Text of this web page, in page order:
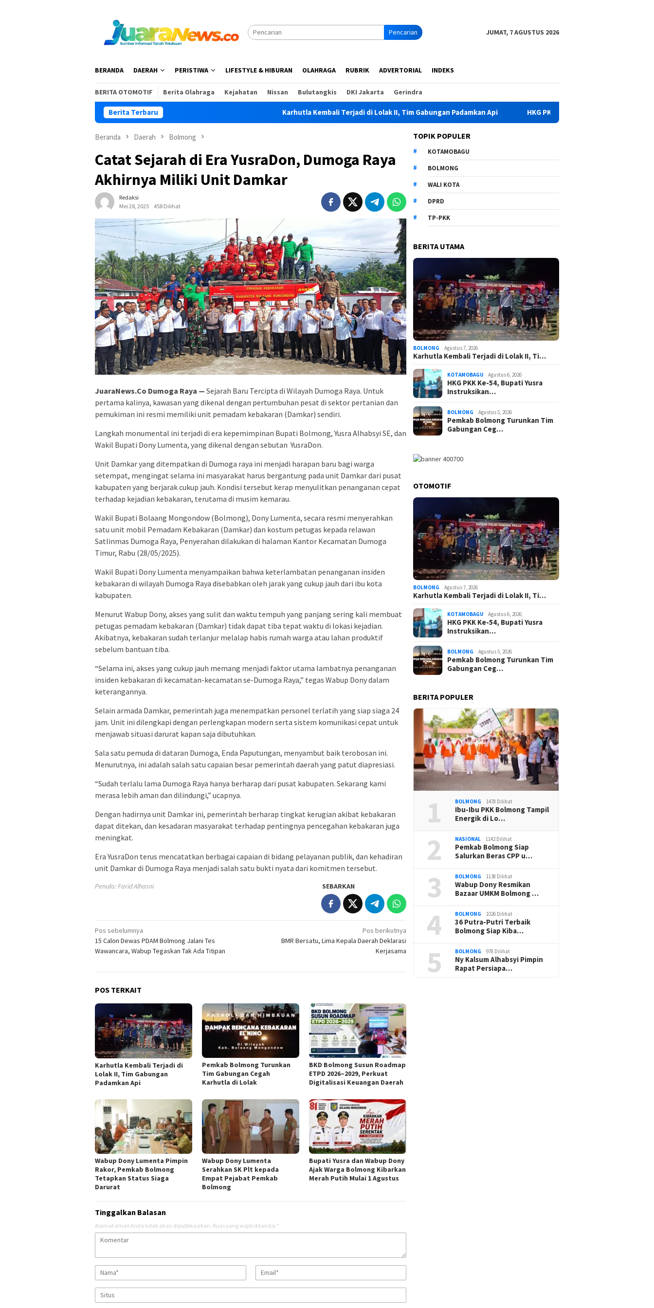
Pencarian JUMAT, 7 AGUSTUS 2026
BERANDA DAERAH PERISTIWA LIFESTYLE & HIBURAN OLAHRAGA RUBRIK ADVERTORIAL INDEKS
BERITA OTOMOTIF Berita Olahraga Kejahatan Nissan Bulutangkis DKI Jakarta Gerindra
Berita Terbaru Karhutla Kembali Terjadi di Lolak II, Tim Gabungan Padamkan Api HKG PKK Ke-54, Bupati Yusra Instruksikan OPD
Beranda Daerah Bolmong
Catat Sejarah di Era YusraDon, Dumoga Raya
Akhirnya Miliki Unit Damkar
Redaksi
Mei 28, 2025
458 Dilihat
JuaraNews.Co Dumoga Raya — Sejarah Baru Tercipta di Wilayah Dumoga Raya. Untuk
pertama kalinya, kawasan yang dikenal dengan pertumbuhan pesat di sektor pertanian dan
pemukiman ini resmi memiliki unit pemadam kebakaran (Damkar) sendiri.
Langkah monumental ini terjadi di era kepemimpinan Bupati Bolmong, Yusra Alhabsyi SE, dan
Wakil Bupati Dony Lumenta, yang dikenal dengan sebutan YusraDon.
Unit Damkar yang ditempatkan di Dumoga raya ini menjadi harapan baru bagi warga
setempat, mengingat selama ini masyarakat harus bergantung pada unit Damkar dari pusat
kabupaten yang berjarak cukup jauh. Kondisi tersebut kerap menyulitkan penanganan cepat
terhadap kejadian kebakaran, terutama di musim kemarau.
Wakil Bupati Bolaang Mongondow (Bolmong), Dony Lumenta, secara resmi menyerahkan
satu unit mobil Pemadam Kebakaran (Damkar) dan kostum petugas kepada relawan
Satlinmas Dumoga Raya, Penyerahan dilakukan di halaman Kantor Kecamatan Dumoga
Timur, Rabu (28/05/2025).
Wakil Bupati Dony Lumenta menyampaikan bahwa keterlambatan penanganan insiden
kebakaran di wilayah Dumoga Raya disebabkan oleh jarak yang cukup jauh dari ibu kota
kabupaten.
Menurut Wabup Dony, akses yang sulit dan waktu tempuh yang panjang sering kali membuat
petugas pemadam kebakaran (Damkar) tidak dapat tiba tepat waktu di lokasi kejadian.
Akibatnya, kebakaran sudah terlanjur melalap habis rumah warga atau lahan produktif
sebelum bantuan tiba.
“Selama ini, akses yang cukup jauh memang menjadi faktor utama lambatnya penanganan
insiden kebakaran di kecamatan-kecamatan se-Dumoga Raya,” tegas Wabup Dony dalam
keterangannya.
Selain armada Damkar, pemerintah juga menempatkan personel terlatih yang siap siaga 24
jam. Unit ini dilengkapi dengan perlengkapan modern serta sistem komunikasi cepat untuk
menjawab situasi darurat kapan saja dibutuhkan.
Sala satu pemuda di dataran Dumoga, Enda Paputungan, menyambut baik terobosan ini.
Menurutnya, ini adalah salah satu capaian besar pemerintah daerah yang patut diapresiasi.
“Sudah terlalu lama Dumoga Raya hanya berharap dari pusat kabupaten. Sekarang kami
merasa lebih aman dan dilindungi,” ucapnya.
Dengan hadirnya unit Damkar ini, pemerintah berharap tingkat kerugian akibat kebakaran
dapat ditekan, dan kesadaran masyarakat terhadap pentingnya pencegahan kebakaran juga
meningkat.
Era YusraDon terus mencatatkan berbagai capaian di bidang pelayanan publik, dan kehadiran
unit Damkar di Dumoga Raya menjadi salah satu bukti nyata dari komitmen tersebut.
Penulis: Farid Alhasni SEBARKAN
Navigasi
pos
Pos sebelumnya
15 Calon Dewas PDAM Bolmong Jalani Tes
Wawancara, Wabup Tegaskan Tak Ada Titipan
Pos berikutnya
BMR Bersatu, Lima Kepala Daerah Deklarasi
Kerjasama
POS TERKAIT
Karhutla Kembali Terjadi di
Lolak II, Tim Gabungan
Padamkan Api
Pemkab Bolmong Turunkan
Tim Gabungan Cegah
Karhutla di Lolak
BKD Bolmong Susun Roadmap
ETPD 2026–2029, Perkuat
Digitalisasi Keuangan Daerah
Wabup Dony Lumenta Pimpin
Rakor, Pemkab Bolmong
Tetapkan Status Siaga
Darurat
Wabup Dony Lumenta
Serahkan SK Plt kepada
Empat Pejabat Pemkab
Bolmong
Bupati Yusra dan Wabup Dony
Ajak Warga Bolmong Kibarkan
Merah Putih Mulai 1 Agustus
Tinggalkan Balasan
Alamat email Anda tidak akan dipublikasikan. Ruas yang wajib ditandai *
TOPIK POPULER
KOTAMOBAGU
BOLMONG
WALI KOTA
DPRD
TP-PKK
BERITA UTAMA
BOLMONG Agustus 7, 2026
Karhutla Kembali Terjadi di Lolak II, Ti…
KOTAMOBAGU Agustus 6, 2026
HKG PKK Ke-54, Bupati Yusra
Instruksikan…
BOLMONG Agustus 5, 2026
Pemkab Bolmong Turunkan Tim
Gabungan Ceg…
OTOMOTIF
BOLMONG Agustus 7, 2026
Karhutla Kembali Terjadi di Lolak II, Ti…
KOTAMOBAGU Agustus 6, 2026
HKG PKK Ke-54, Bupati Yusra
Instruksikan…
BOLMONG Agustus 5, 2026
Pemkab Bolmong Turunkan Tim
Gabungan Ceg…
BERITA POPULER
1 BOLMONG 1478 Dilihat
Ibu-Ibu PKK Bolmong Tampil
Energik di Lo…
2 NASIONAL 1142 Dilihat
Pemkab Bolmong Siap
Salurkan Beras CPP u…
3 BOLMONG 1138 Dilihat
Wabup Dony Resmikan
Bazaar UMKM Bolmong …
4 BOLMONG 1026 Dilihat
36 Putra-Putri Terbaik
Bolmong Siap Kiba…
5 BOLMONG 978 Dilihat
Ny Kalsum Alhabsyi Pimpin
Rapat Persiapa…